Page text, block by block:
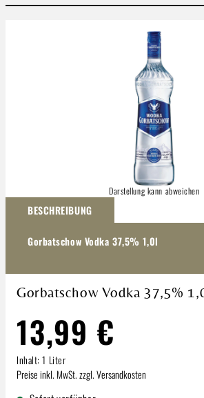
Darstellung kann abweichen
BESCHREIBUNG
Gorbatschow Vodka 37,5% 1,0l
Gorbatschow Vodka 37,5%
13,99 €
Inhalt:1 Liter
Preise inkl. MwSt. zzgl. Versandkosten